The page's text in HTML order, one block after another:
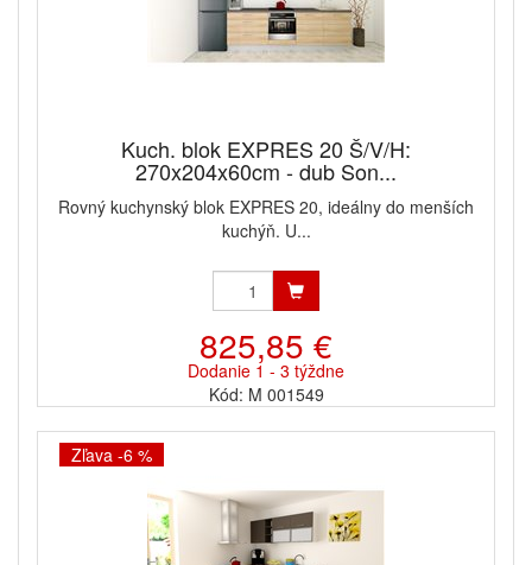
Kuch. blok EXPRES 20 Š/V/H:
270x204x60cm - dub Son...
Rovný kuchynský blok EXPRES 20, ideálny do menších
kuchýň. U...
825,85 €
Dodanie 1 - 3 týždne
Kód: M 001549
Zľava -6 %